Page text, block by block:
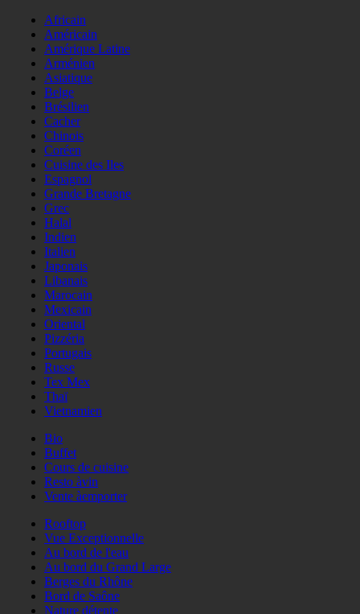
Africain
Américain
Amérique Latine
Arménien
Asiatique
Belge
Brésilien
Cacher
Chinois
Coréen
Cuisine des Iles
Espagnol
Grande Bretagne
Grec
Halal
Indien
Italien
Japonais
Libanais
Marocain
Mexicain
Oriental
Pizzéria
Portugais
Russe
Tex Mex
Thaï
Vietnamien
Bio
Buffet
Cours de cuisine
Resto àvin
Vente àemporter
Rooftop
Vue Exceptionnelle
Au bord de l'eau
Au bord du Grand Large
Berges du Rhône
Bord de Saône
Nature détente